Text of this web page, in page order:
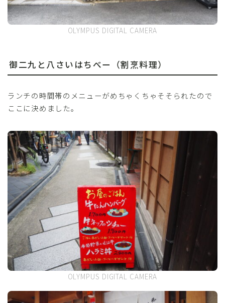
OLYMPUS DIGITAL CAMERA
御二九と八さいはちべー（割烹料理）
ランチの時間帯のメニューがめちゃくちゃそそられたので
ここに決めました。
OLYMPUS DIGITAL CAMERA